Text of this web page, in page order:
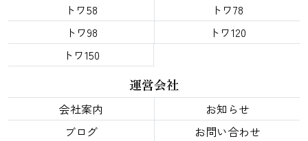
トワ58
トワ78
トワ98
トワ120
トワ150
運営会社
会社案内
お知らせ
ブログ
お問い合わせ